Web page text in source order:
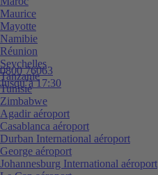
0800 76063
Jusqu’à 17:30
Maurice
Mayotte
Namibie
Réunion
Seychelles
Tanzanie
Tunisie
Zimbabwe
Agadir aéroport
Casablanca aéroport
Durban International aéroport
George aéroport
Johannesburg International aéroport